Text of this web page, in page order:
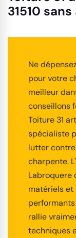
31510
Ne
pour votre
meilleur
conseillons
Toiture 31
spécialiste
lutter
charpente.
Labroquere
matériels
performants
rallie
techniques